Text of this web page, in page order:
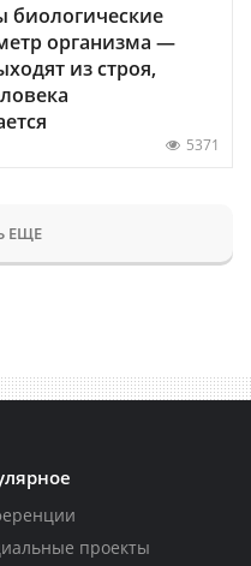
биологические
организма —
из строя,
5371
ЕЩЕ
проекты